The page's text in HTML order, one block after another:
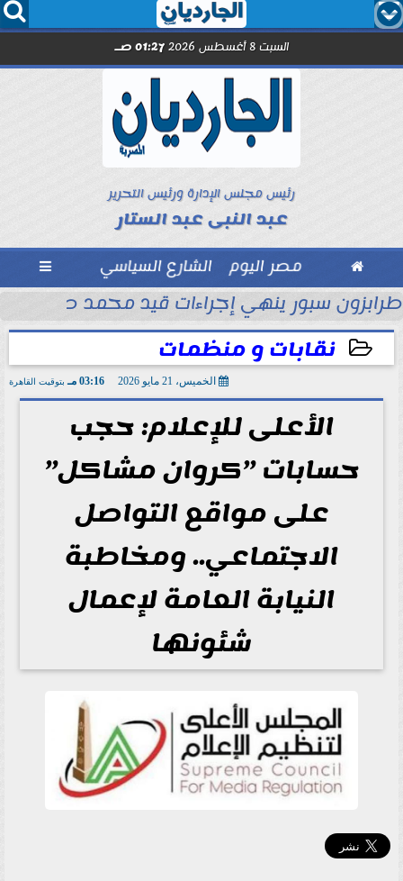
  
السبت 8 أغسطس 2026 01:27 صـ
رئيس مجلس الإدارة ورئيس التحرير
عبد النبى عبد الستار
 مصر اليوم الشارع السياسي 
طرابزون سبور ينهي إجراءات قيد محمد صلاح
نقابات و منظمات
الخميس، 21 مايو 2026 03:16 مـ بتوقيت القاهرة
الأعلى للإعلام: حجب
حسابات ”كروان مشاكل”
على مواقع التواصل
الاجتماعي.. ومخاطبة
النيابة العامة لإعمال
شئونها